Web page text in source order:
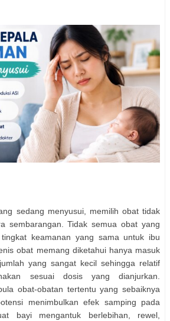
sedang menyusui, memilih obat tidak
sembarangan. Tidak semua obat yang
keamanan yang sama untuk ibu
obat memang diketahui hanya masuk
yang sangat kecil sehingga relatif
sesuai dosis yang dianjurkan.
obat-obatan tertentu yang sebaiknya
menimbulkan efek samping pada
bayi mengantuk berlebihan, rewel,